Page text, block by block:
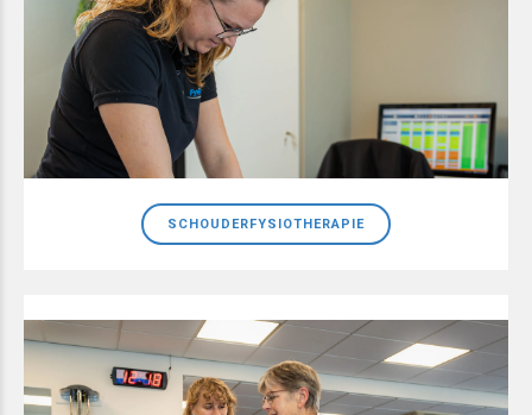
SCHOUDERFYSIOTHERAPIE